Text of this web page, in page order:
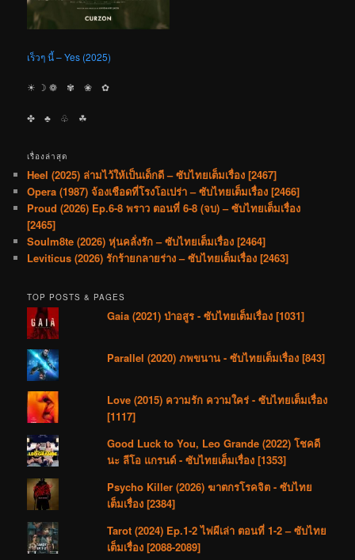
เร็วๆ นี้ – Yes (2025)
☀︎ ☽ ❁ ✾ ❀ ✿
✤ ♣︎ ♧ ☘︎
เรื่องล่าสุด
Heel (2025) ล่ามไว้ให้เป็นเด็กดี – ซับไทยเต็มเรื่อง [2467]
Opera (1987) จ้องเชือดที่โรงโอเปร่า – ซับไทยเต็มเรื่อง [2466]
Proud (2026) Ep.6-8 พราว ตอนที่ 6-8 (จบ) – ซับไทยเต็มเรื่อง
[2465]
Soulm8te (2026) หุ่นคลั่งรัก – ซับไทยเต็มเรื่อง [2464]
Leviticus (2026) รักร้ายกลายร่าง – ซับไทยเต็มเรื่อง [2463]
TOP POSTS & PAGES
Gaia (2021) ป่าอสูร - ซับไทยเต็มเรื่อง [1031]
Parallel (2020) ภพขนาน - ซับไทยเต็มเรื่อง [843]
Love (2015) ความรัก ความใคร่ - ซับไทยเต็มเรื่อง
[1117]
Good Luck to You, Leo Grande (2022) โชคดี
นะ ลีโอ แกรนด์ - ซับไทยเต็มเรื่อง [1353]
Psycho Killer (2026) ฆาตกรโรคจิต - ซับไทย
เต็มเรื่อง [2384]
Tarot (2024) Ep.1-2 ไพ่ผีเล่า ตอนที่ 1-2 – ซับไทย
เต็มเรื่อง [2088-2089]